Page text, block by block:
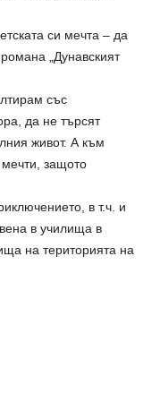
си мечта – да
„Дунавският
със
да не търсят
живот. А към
мечти, защото
в т.ч. и
в училища в
на територията на